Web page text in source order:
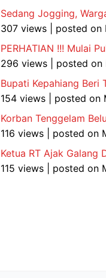
Sedang Jogging,
307 views
posted on
PERHATIAN !!! Mulai
296 views
posted on
Bupati Kepahiang Beri
154 views
posted on
Korban Tenggelam
116 views
posted on
Ketua RT Ajak Galang
115 views
posted on